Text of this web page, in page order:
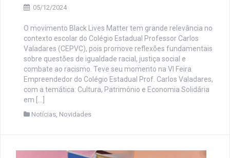
05/12/2024
O movimento Black Lives Matter tem grande relevância no
contexto escolar do Colégio Estadual Professor Carlos
Valadares (CEPVC), pois promove reflexões fundamentais
sobre questões de igualdade racial, justiça social e
combate ao racismo. Teve seu momento na VI Feira
Empreendedor do Colégio Estadual Prof. Carlos Valadares,
com a temática: Cultura, Patrimônio e Economia Solidária
em […]
Notícias, Novidades